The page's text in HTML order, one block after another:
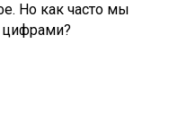
Но как часто мы
цифрами?